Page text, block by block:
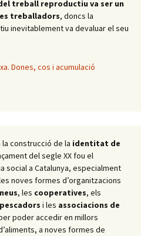
treball reproductiu va ser un
treballadors, doncs la
inevitablement va devaluar el seu
Dones, cos i acumulació
construcció de la identitat de
del segle XX fou el
social a Catalunya, especialment
noves formes d’organitzacions
, les cooperatives, els
i les associacions de
poder accedir en millors
a noves formes de